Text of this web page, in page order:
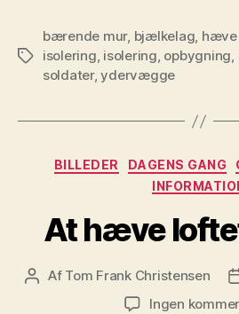
Tags
bærende mur, bjælkelag,
isolering, isolering, opbygning,
soldater,ydervægge
BILLEDER DAGENS GANG
At hæve
Indlægsforfatter
Af Tom Frank Christensen
Ingen